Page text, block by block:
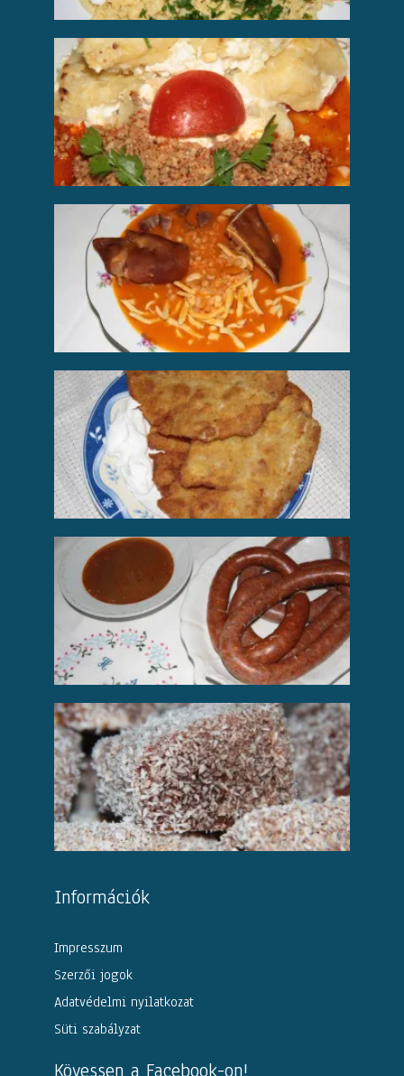
Információk
Impresszum
Szerzői jogok
Adatvédelmi nyilatkozat
Süti szabályzat